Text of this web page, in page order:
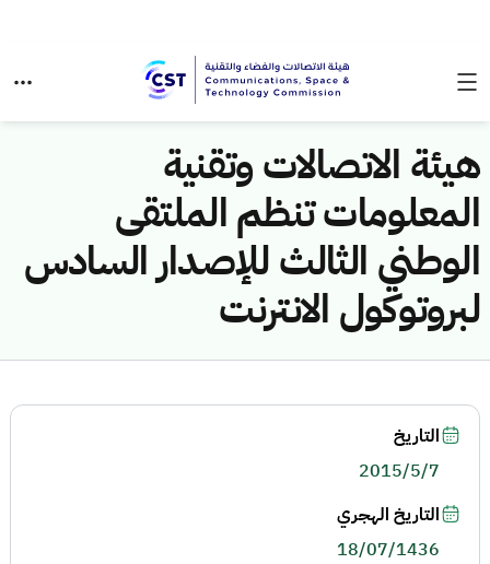
هيئة الاتصالات وتقنية
المعلومات تنظم الملتقى
الوطني الثالث للإصدار السادس
لبروتوكول الانترنت
التاريخ
2015/5/7
التاريخ الهجري
18/07/1436